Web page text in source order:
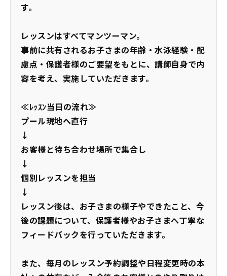
す。
レッスンはすべてマンツーマン。
事前に共有されるお子さまの年齢・水泳経験・配
慮点・保護者様のご要望をもとに、講師自身で内
容を考え、実施していただきます。
≪ﾚｯｽﾝ当日の流れ≫
プール現地へ直行
↓
お客様と待ち合わせ場所で集合し
↓
個別レッスンを担当
↓
レッスン後は、お子さまの様子やできたこと、今
後の課題について、保護者様やお子さまへ丁寧な
フィードバックを行っていただきます。
また、毎月のレッスン予約調整や日程変更時の本